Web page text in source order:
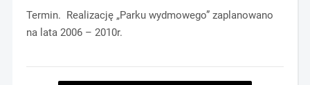
Termin. Realizację „Parku wydmowego” zaplanowano
na lata 2006 – 2010r.